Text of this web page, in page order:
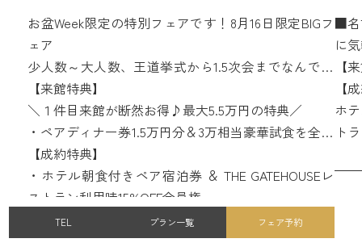
お盆Week限定の特別フェアです！8月16日限定BIGフ
ェア
少人数～大人数、王道挙式から1.5次会までなんでも
相談会つき。
【来館特典】
＼１件目来館が断然お得♪最大5.5万円の特典／
・ペアディナー券1.5万円分＆3万相当豪華試食を全員
に!
・さらに１件目来館限定でカタログギフト１万円分
をプレゼント！
【成約特典】
・ホテル朝食付きペア宿泊券 ＆ THE GATEHOUSEレ
ストラン利用時15%OFF会員権
・国産牛&オマール海老の3万円分無料試食つきの特
別フェア♪
■名
に
【
＼
・
に!
を
【
ホ
ト
開
所
TEL プラン一覧 フェア予約